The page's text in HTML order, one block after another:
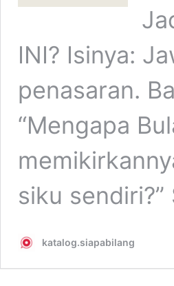
INI? Isinya:
penasaran.
“Mengapa
siku
katalog.siapabilang